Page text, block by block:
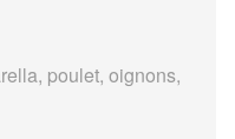
poulet, oignons,